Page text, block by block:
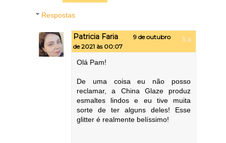
Respostas
Patricia Faria
9 de outubro
de 2021 às 00:07
Olá Pam!
De uma coisa eu não posso
reclamar, a China Glaze produz
esmaltes lindos e eu tive muita
sorte de ter alguns deles! Esse
glitter é realmente belíssimo!